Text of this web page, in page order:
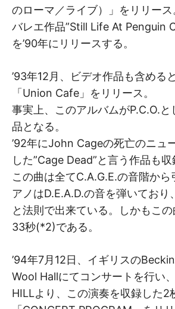
のローマ／ライブ）」をリリー
バレエ作品”Still Life At Penguin
を’90年にリリースする。
’93年12月、ビデオ作品も含める
「Union Cafe」をリリース。
事実上、このアルバムがP.C.O.
品となる。
’92年にJohn Cageの死亡のニュ
した”Cage Dead”と言う作品も収
この曲は全てC.A.G.E.の音階か
アノはD.E.A.D.の音を弾いており
と法則で出来ている。しかもこ
33秒(*2)である。
’94年7月12日、イギリスの
Wool Hallにてコンサートを行い
HILLより、この演奏を収録した2